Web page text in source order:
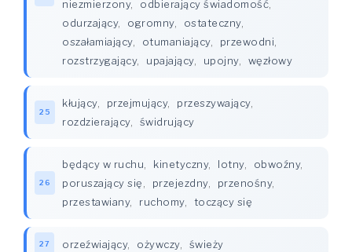
niezmierzony, odbierający świadomość,
odurzający, ogromny, ostateczny,
oszałamiający, otumaniający, przewodni,
rozstrzygający, upajający, upojny, węzłowy
25
kłujący, przejmujący, przeszywający,
rozdzierający, świdrujący
26
będący w ruchu, kinetyczny, lotny, obwoźny,
poruszający się, przejezdny, przenośny,
przestawiany, ruchomy, toczący się
27 orzeźwiający, ożywczy, świeży